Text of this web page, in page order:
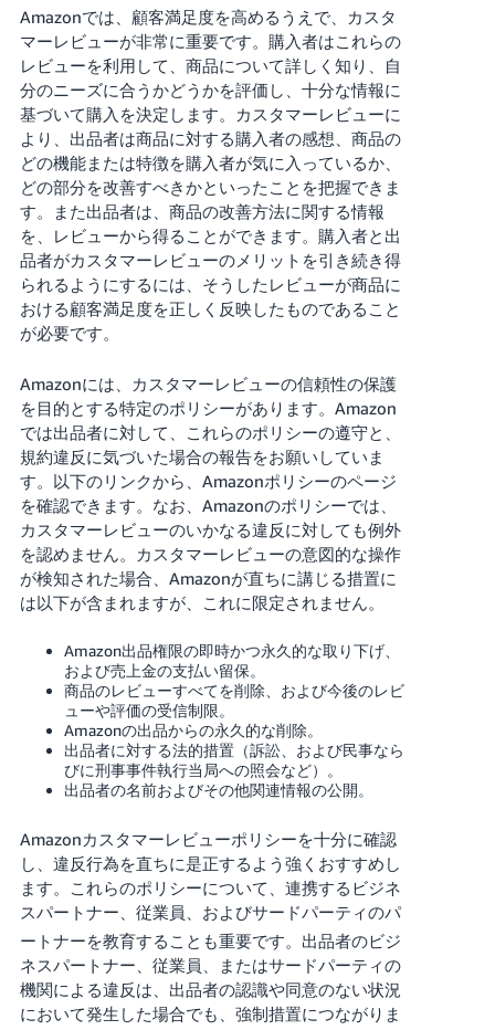
日
本
語
Español
- ES
Français
- FR
Italiano
- IT
한
국
어
-
KR
日
本
語
-
JP
English
- JP
グ
イ
ン
さ
っ
そ
く
始
め
る
Amazonでは、顧客満足度を高めるうえで、カスタ
マーレビューが非常に重要です。購入者はこれらの
レビューを利用して、商品について詳しく知り、自
分のニーズに合うかどうかを評価し、十分な情報に
基づいて購入を決定します。カスタマーレビューに
より、出品者は商品に対する購入者の感想、商品の
どの機能または特徴を購入者が気に入っているか、
どの部分を改善すべきかといったことを把握できま
す。また出品者は、商品の改善方法に関する情報
を、レビューから得ることができます。購入者と出
品者がカスタマーレビューのメリットを引き続き得
られるようにするには、そうしたレビューが商品に
おける顧客満足度を正しく反映したものであること
が必要です。
Amazonには、カスタマーレビューの信頼性の保護
を目的とする特定のポリシーがあります。Amazon
では出品者に対して、これらのポリシーの遵守と、
規約違反に気づいた場合の報告をお願いしていま
す。以下のリンクから、Amazonポリシーのページ
を確認できます。なお、Amazonのポリシーでは、
カスタマーレビューのいかなる違反に対しても例外
を認めません。カスタマーレビューの意図的な操作
が検知された場合、Amazonが直ちに講じる措置に
は以下が含まれますが、これに限定されません。
Amazon出品権限の即時かつ永久的な取り下げ、
および売上金の支払い留保。
商品のレビューすべてを削除、および今後のレビ
ューや評価の受信制限。
Amazonの出品からの永久的な削除。
出品者に対する法的措置（訴訟、および民事なら
びに刑事事件執行当局への照会など）。
出品者の名前およびその他関連情報の公開。
Amazonカスタマーレビューポリシーを十分に確認
し、違反行為を直ちに是正するよう強くおすすめし
ます。これらのポリシーについて、連携するビジネ
スパートナー、従業員、およびサードパーティのパ
ートナーを教育することも重要です。 出品者のビジ
ネスパートナー、従業員、またはサードパーティの
機関による違反は、出品者の認識や同意のない状況
において発生した場合でも、強制措置につながりま